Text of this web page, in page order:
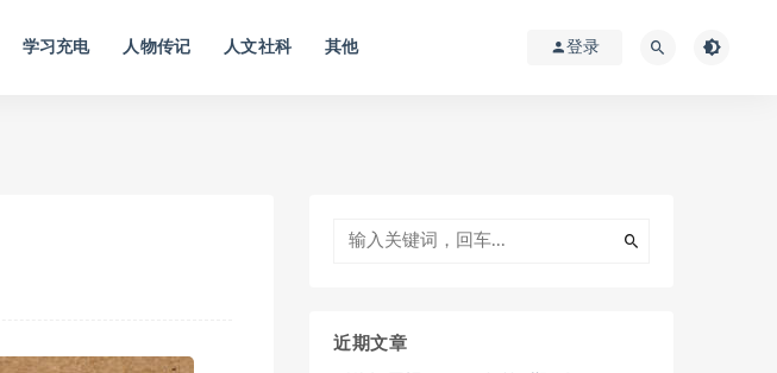
学习充电 人物传记 人文社科 其他 登录
近期文章